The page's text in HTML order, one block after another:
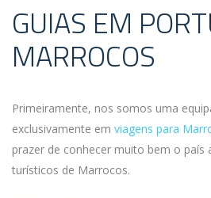
GUIAS EM
MARROCOS
Primeiramente, nos somos uma
exclusivamente em viagens para
prazer de conhecer muito bem o país
turísticos de Marrocos.